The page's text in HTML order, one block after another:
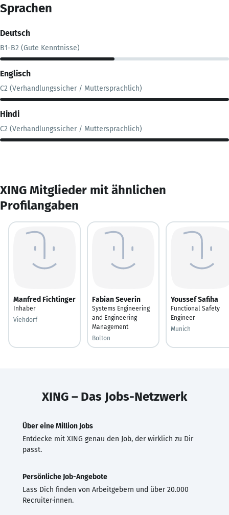
Sprachen
Deutsch
B1-B2 (Gute Kenntnisse)
Englisch
C2 (Verhandlungssicher / Muttersprachlich)
Hindi
C2 (Verhandlungssicher / Muttersprachlich)
XING Mitglieder mit ähnlichen
Profilangaben
Manfred Fichtinger
Inhaber
Viehdorf
Fabian Severin
Systems Engineering
and Engineering
Management
Bolton
Youssef Safiha
Functional Safety
Engineer
Munich
XING – Das Jobs-Netzwerk
Über eine Million Jobs
Entdecke mit XING genau den Job, der wirklich zu Dir
passt.
Persönliche Job-Angebote
Lass Dich finden von Arbeitgebern und über 20.000
Recruiter·innen.